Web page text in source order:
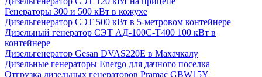
Генераторы 300 и 500 кВт в кожухе
Дизельгенератор СЭТ 500 кВт в 5-метровом контейнере
Дизельный генератор СЭТ АД-100С-Т400 100 кВт в
контейнере
Дизельгенератор Gesan DVAS220E в Махачкалу
Дизельные генераторы Energo для дачного поселка
Отгрузка дизельных генераторов Pramac GВW15Y